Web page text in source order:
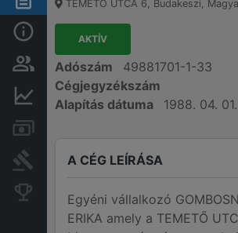
Alap információk
Személyek és tulajdonjog
Pénzügyi információk
Bírósági eljárások
Konkurens cégek
TEMETŐ UTCA 6, Budakeszi,
AKTÍV
Adószám
49881701-1-33
Cégjegyzékszám
Alapítás dátuma
1988. 04. 01.
A CÉG LEÍRÁSA
Egyéni vállalkozó
ERIKA amely a TEMETŐ